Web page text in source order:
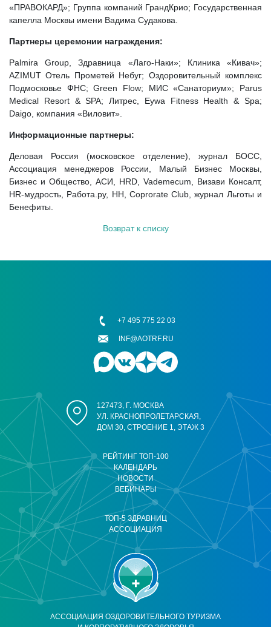
«ПРАВОКАРД»; Группа компаний ГрандКрио; Государственная
капелла Москвы имени Вадима Судакова.
Партнеры церемонии награждения:
Palmira Group, Здравница «Лаго-Наки»; Клиника «Кивач»;
AZIMUT Отель Прометей Небуг; Оздоровительный комплекс
Подмосковье ФНС; Green Flow; МИС «Санаториум»; Parus
Medical Resort & SPA; Литрес, Eywa Fitness Health & Spa;
Daigo, компания «Виловит».
Информационные партнеры:
Деловая Россия (московское отделение), журнал БОСС,
Ассоциация менеджеров России, Малый Бизнес Москвы,
Бизнес и Общество, АСИ, HRD, Vademecum, Визави Консалт,
HR-мудрость, Работа.ру, HH, Coprorate Club, журнал Льготы и
Бенефиты.
Возврат к списку
АССОЦИАЦИЯ ОЗДОРОВИТЕЛЬНОГО ТУРИЗМА
РЕЙТИНГ ТОП-100
КАЛЕНДАРЬ
НОВОСТИ
ВЕБИНАРЫ
ТОП-5 ЗДРАВНИЦ
АССОЦИАЦИЯ
127473, Г. МОСКВА
УЛ. КРАСНОПРОЛЕТАРСКАЯ,
ДОМ 30, СТРОЕНИЕ 1, ЭТАЖ 3
+7 495 775 22 03
INF@AOTRF.RU